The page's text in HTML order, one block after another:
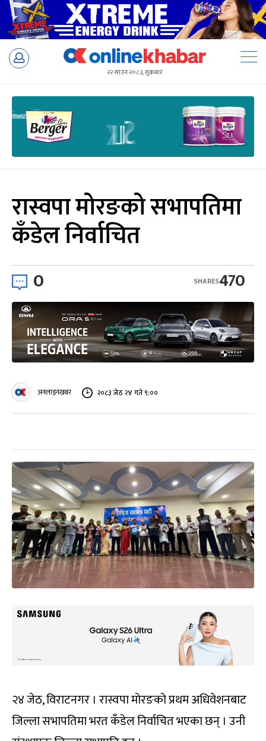
Skip
२२ साउन २०८३, शुक्रबार
रास्वपा मोरङको सभापतिमा
कँडेल निर्वाचित
0 470
SHARES
अनलाइनखबर २०८३ जेठ २४ गते ९:००
२४ जेठ, विराटनगर । रास्वपा मोरङको प्रथम अधिवेशनबाट
जिल्ला सभापतिमा भरत कँडेल निर्वाचित भएका छन् । उनी